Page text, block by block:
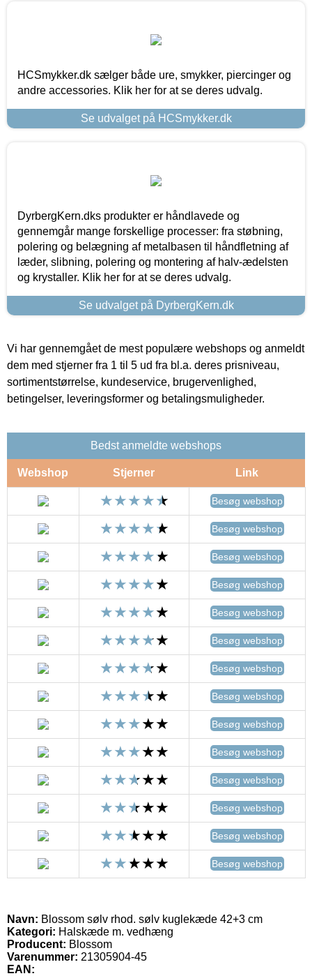
HCSmykker.dk sælger både ure, smykker, piercinger og
andre accessories. Klik her for at se deres udvalg.
Se udvalget på HCSmykker.dk
DyrbergKern.dks produkter er håndlavede og
gennemgår mange forskellige processer: fra støbning,
polering og belægning af metalbasen til håndfletning af
læder, slibning, polering og montering af halv-ædelsten
og krystaller. Klik her for at se deres udvalg.
Se udvalget på DyrbergKern.dk
Vi har gennemgået de mest populære webshops og anmeldt
dem med stjerner fra 1 til 5 ud fra bl.a. deres prisniveau,
sortimentstørrelse, kundeservice, brugervenlighed,
betingelser, leveringsformer og betalingsmuligheder.
Bedst anmeldte webshops
Webshop Stjerner Link
Besøg webshop
Besøg webshop
Besøg webshop
Besøg webshop
Besøg webshop
Besøg webshop
Besøg webshop
Besøg webshop
Besøg webshop
Besøg webshop
Besøg webshop
Besøg webshop
Besøg webshop
Besøg webshop
Navn: Blossom sølv rhod. sølv kuglekæde 42+3 cm
Kategori: Halskæde m. vedhæng
Producent: Blossom
Varenummer: 21305904-45
EAN: